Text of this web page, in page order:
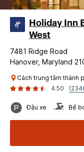
Holiday Inn
West
7481 Ridge Road
Hanover, Maryland
Cách trung tâm thành
4.50
Đậu xe Bể